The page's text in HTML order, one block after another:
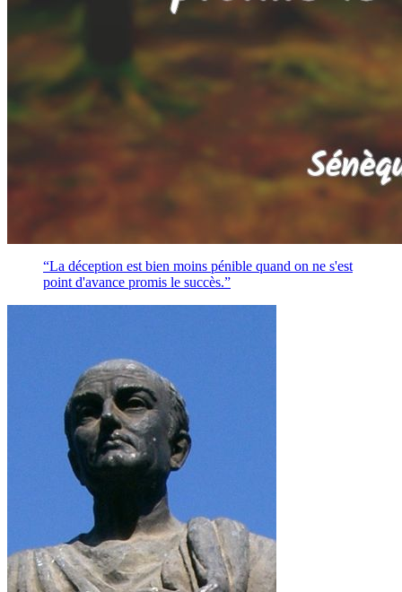
“La déception est bien moins pénible quand on ne s'est
point d'avance promis le succès.”